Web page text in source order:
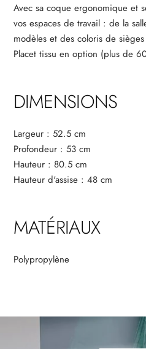
Avec sa coque ergonomique et
vos espaces de travail : de la
modèles et des coloris de
Placet tissu en option (plus de
DIMENSIONS
Largeur : 52.5 cm
Profondeur : 53 cm
Hauteur : 80.5 cm
Hauteur d'assise : 48 cm
MATÉRIAUX
Polypropylène